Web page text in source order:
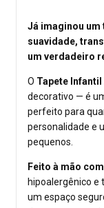
Já imaginou um
suavidade,
um verdadeiro
O Tapete Infantil
decorativo — é
perfeito para
personalidade e
pequenos.
Feito à mão
hipoalergênico e
um espaço